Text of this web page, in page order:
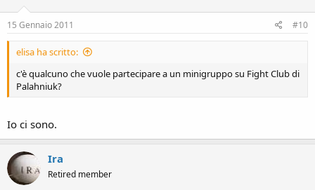
15 Gennaio 2011 #10
elisa ha scritto:
c'è qualcuno che vuole partecipare a un minigruppo su Fight Club di
Palahniuk?
Io ci sono.
Ira
Retired member